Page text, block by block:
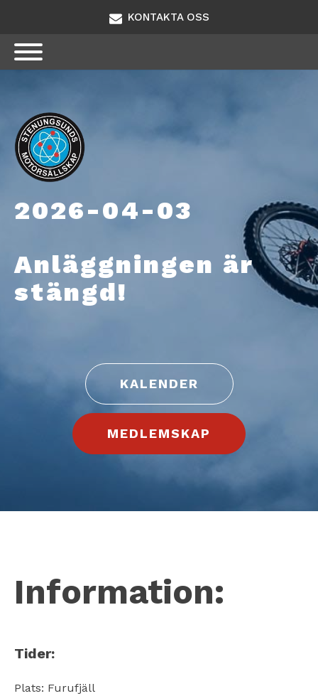
KONTAKTA OSS
2026-04-03
Anläggningen är
stängd!
KALENDER
MEDLEMSKAP
Information:
Tider:
Plats: Furufjäll